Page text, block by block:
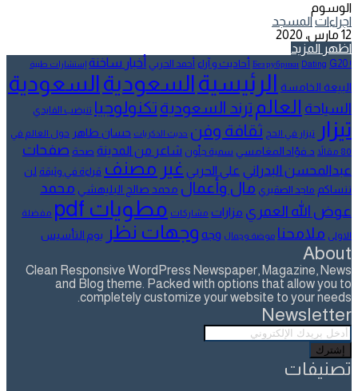
الوسوم
اجراءاتالمسجد
12 مارس، 2020
اظهر المزيد
! Без рубрики
Dating G20 أحاديث و آراء أحمد الحربي أخبار ساخنة إستشارات طبية
البيعة الخامسة الرئيسيةالسعوديةالسعودية
السياحة العالم ترند السعودية تكنولوجيا تنيضب الفايدي
تيزار تيزار في الحج ثقافة وفن حديث الذكريات حسان طاهر حول العالم في
80 مقالاً
د.فؤاد المغامسي سمية جلّون شاعر من المدينة صحة صفحات
عبدالمحسن البدراني علي الحربي غير مصنف قراءة في وثيقة لن
ننساكم ماجد الصقيري مال وأعمال محمد صالح البليهشي محمد
عوض الله العمري مزارات مشاركات مطويات pdf مفضلة
الاولى ملامحنا موضة وجمال وجه وجهات نظر يوم التأسيس
About
Clean Responsive WordPress Newspaper, Magazine, News
and Blog theme. Packed with options that allow you to
completely customize your website to your needs.
Newsletter
أدخل
بريدك
الإلكتروني
تصنيفات